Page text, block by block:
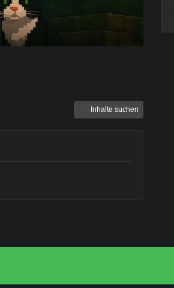
Inhalte suchen